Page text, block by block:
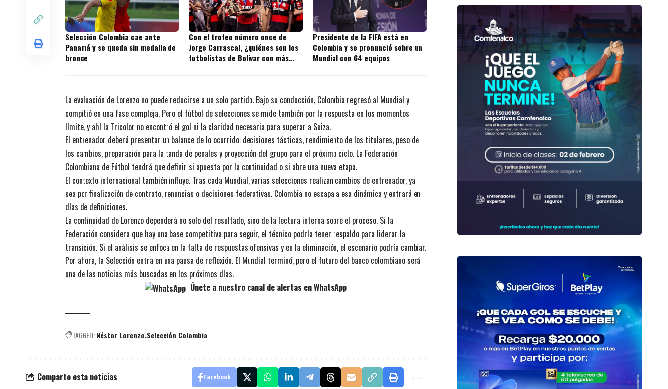
Selección Colombia cae ante
Panamá y se queda sin medalla de
bronce
Con el trofeo número once de
Jorge Carrascal, ¿quiénes son los
futbolistas de Bolívar con más
Presidente de la FIFA está en
Colombia y se pronunció sobre un
Mundial con 64 equipos
La evaluación de Lorenzo no puede reducirse a un solo partido. Bajo su conducción, Colombia regresó al Mundial y
compitió en una fase compleja. Pero el fútbol de selecciones se mide también por la respuesta en los momentos
límite, y ahí la Tricolor no encontró el gol ni la claridad necesaria para superar a Suiza.
El entrenador deberá presentar un balance de lo ocurrido: decisiones tácticas, rendimiento de los titulares, peso de
los cambios, preparación para la tanda de penales y proyección del grupo para el próximo ciclo. La Federación
Colombiana de Fútbol tendrá que definir si apuesta por la continuidad o si abre una nueva etapa.
El contexto internacional también influye. Tras cada Mundial, varias selecciones realizan cambios de entrenador, ya
sea por finalización de contrato, renuncias o decisiones federativas. Colombia no escapa a esa dinámica y entrará en
días de definiciones.
La continuidad de Lorenzo dependerá no solo del resultado, sino de la lectura interna sobre el proceso. Si la
Federación considera que hay una base competitiva para seguir, el técnico podría tener respaldo para liderar la
transición. Si el análisis se enfoca en la falta de respuestas ofensivas y en la eliminación, el escenario podría cambiar.
Por ahora, la Selección entra en una pausa de reflexión. El Mundial terminó, pero el futuro del banco colombiano será
una de las noticias más buscadas en los próximos días.
Únete a nuestro canal de alertas en WhatsApp
TAGGED:Néstor Lorenzo Selección Colombia
Comparte esta noticias Facebook